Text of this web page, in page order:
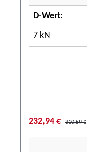
D-Wert:
7 kN
232,94 € 310,59 €